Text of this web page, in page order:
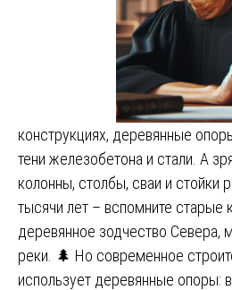
конструкциях, деревянные
тени железобетона и стали. А
колонны, столбы, сваи и стойки
тысячи лет – вспомните старые
деревянное зодчество Севера,
реки. 🌲 Но современное
использует деревянные опоры: